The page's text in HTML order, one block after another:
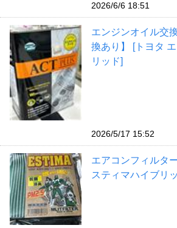
2026/6/6 18:51
エンジンオイル交
換あり】 [トヨタ
リッド]
2026/5/17 15:52
エアコンフィルタ
スティマハイブリ